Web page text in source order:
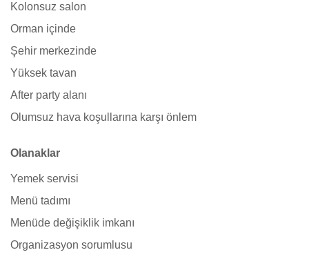
Kolonsuz salon
Orman içinde
Şehir merkezinde
Yüksek tavan
After party alanı
Olumsuz hava koşullarına karşı önlem
Olanaklar
Yemek servisi
Menü tadımı
Menüde değişiklik imkanı
Organizasyon sorumlusu